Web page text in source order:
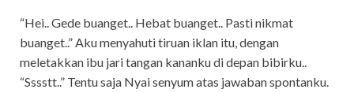
“Hei.. Gede buanget.. Hebat buanget.. Pasti nikmat
buanget..” Aku menyahuti tiruan iklan itu, dengan
meletakkan ibu jari tangan kananku di depan bibirku..
“Sssstt..” Tentu saja Nyai senyum atas jawaban spontanku.